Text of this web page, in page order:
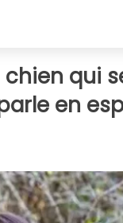
chien qui
en